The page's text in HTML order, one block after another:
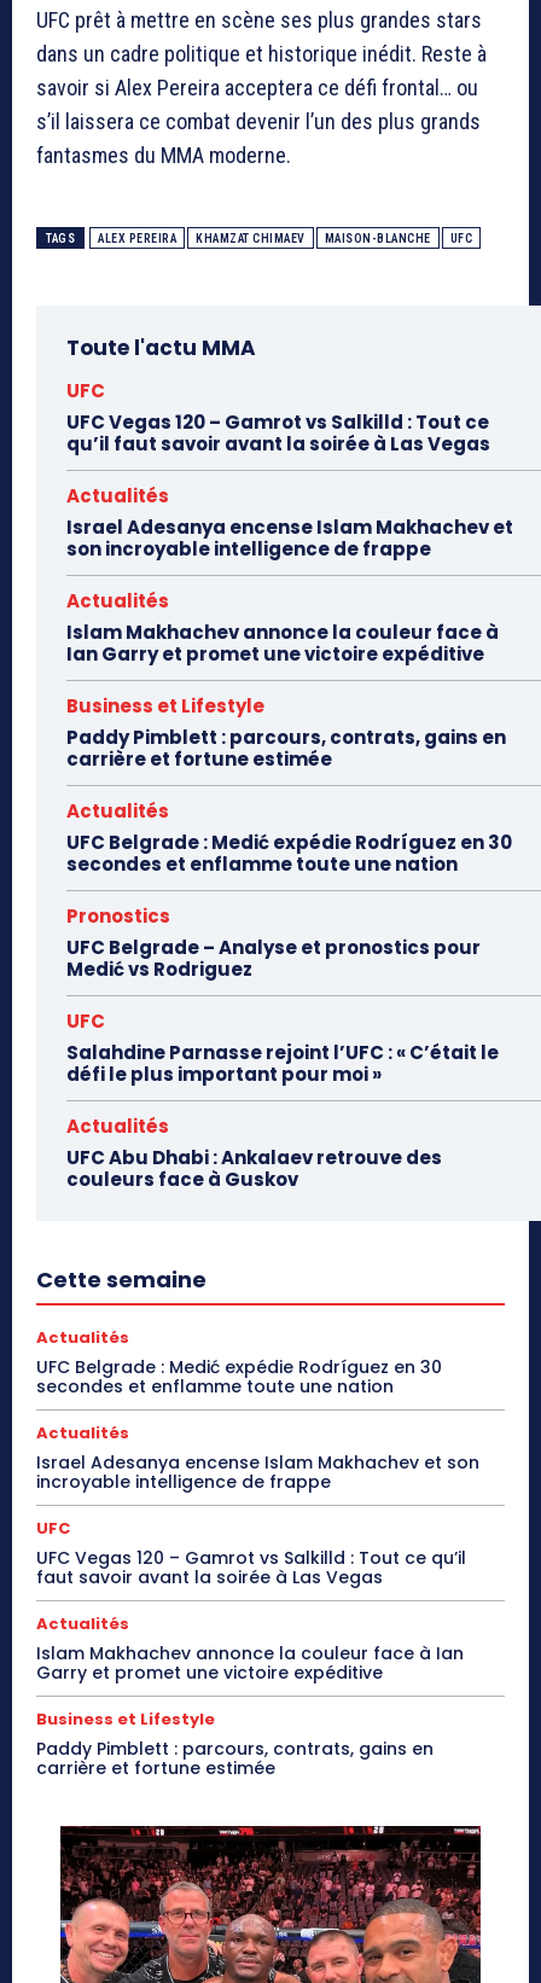
UFC prêt à mettre en scène ses plus grandes stars
dans un cadre politique et historique inédit. Reste à
savoir si Alex Pereira acceptera ce défi frontal… ou
s’il laissera ce combat devenir l’un des plus grands
fantasmes du MMA moderne.
TAGS ALEX PEREIRA KHAMZAT CHIMAEV MAISON-BLANCHE UFC
Toute l'actu MMA
UFC
UFC Vegas 120 – Gamrot vs Salkilld : Tout ce
qu’il faut savoir avant la soirée à Las Vegas
Actualités
Israel Adesanya encense Islam Makhachev et
son incroyable intelligence de frappe
Actualités
Islam Makhachev annonce la couleur face à
Ian Garry et promet une victoire expéditive
Business et Lifestyle
Paddy Pimblett : parcours, contrats, gains en
carrière et fortune estimée
Actualités
UFC Belgrade : Medić expédie Rodríguez en 30
secondes et enflamme toute une nation
Pronostics
UFC Belgrade – Analyse et pronostics pour
Medić vs Rodriguez
UFC
Salahdine Parnasse rejoint l’UFC : « C’était le
défi le plus important pour moi »
Actualités
UFC Abu Dhabi : Ankalaev retrouve des
couleurs face à Guskov
Cette semaine
Actualités
UFC Belgrade : Medić expédie Rodríguez en 30
secondes et enflamme toute une nation
Actualités
Israel Adesanya encense Islam Makhachev et son
incroyable intelligence de frappe
UFC
UFC Vegas 120 – Gamrot vs Salkilld : Tout ce qu’il
faut savoir avant la soirée à Las Vegas
Actualités
Islam Makhachev annonce la couleur face à Ian
Garry et promet une victoire expéditive
Business et Lifestyle
Paddy Pimblett : parcours, contrats, gains en
carrière et fortune estimée